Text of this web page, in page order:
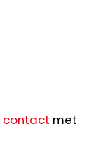
contact met